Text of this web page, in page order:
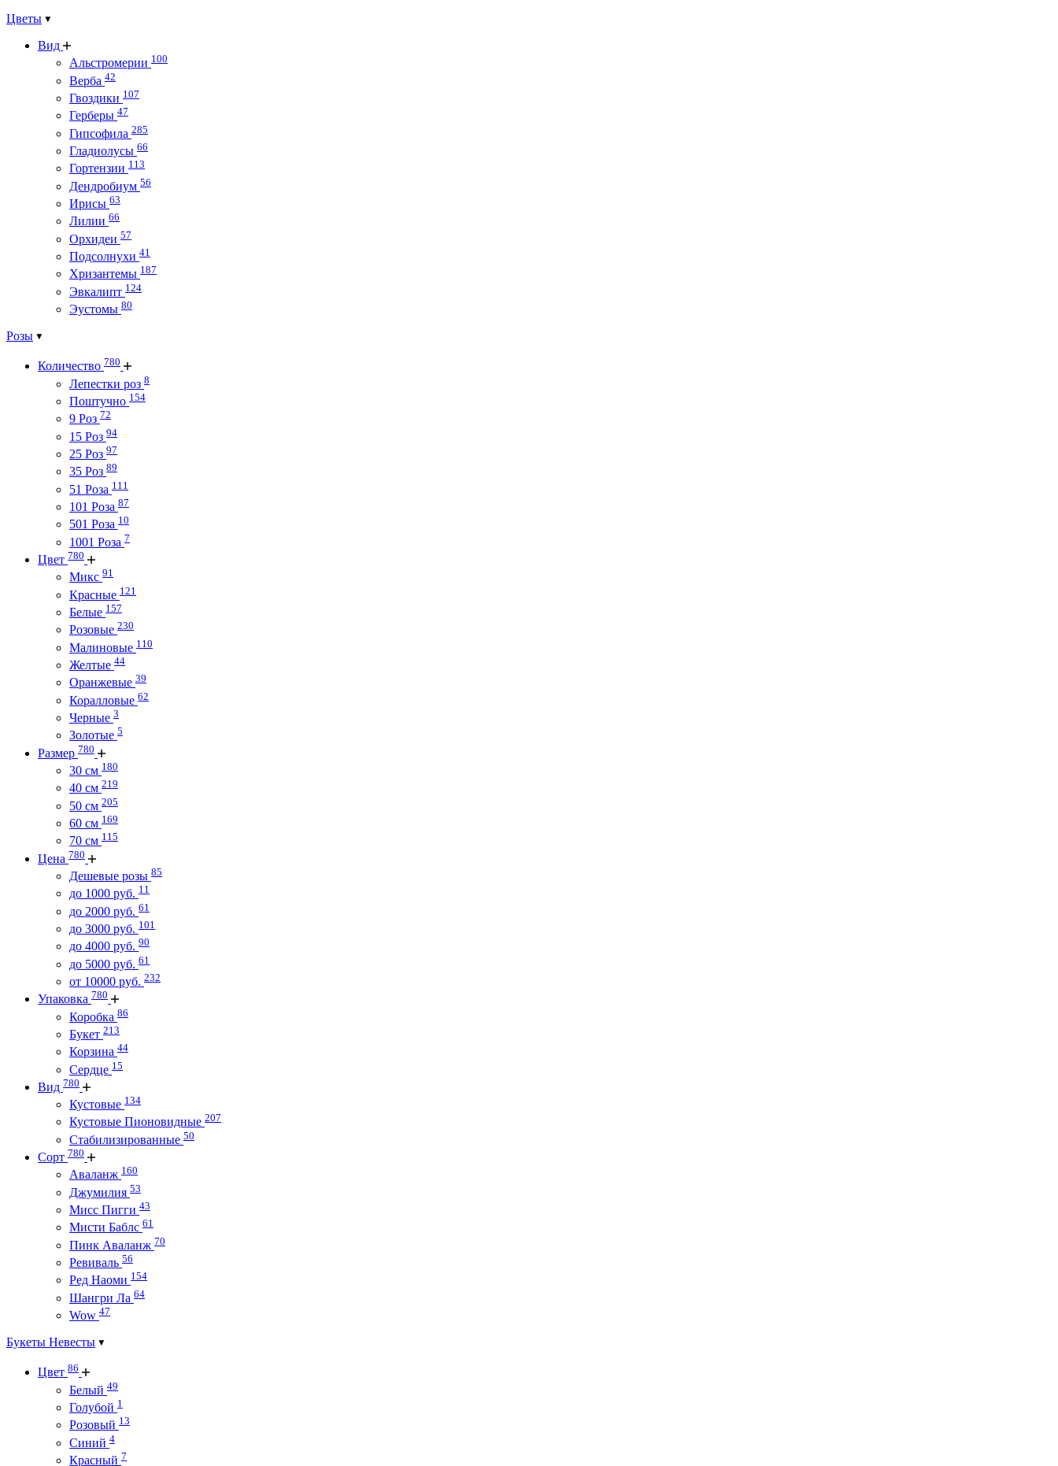
Цветы
Вид
Альстромерии 100
Верба 42
Гвоздики 107
Герберы 47
Гипсофила 285
Гладиолусы 66
Гортензии 113
Дендробиум 56
Ирисы 63
Лилии 66
Орхидеи 57
Подсолнухи 41
Хризантемы 187
Эвкалипт 124
Эустомы 80
Розы
Количество 780
Лепестки роз 8
Поштучно 154
9 Роз 72
15 Роз 94
25 Роз 97
35 Роз 89
51 Роза 111
101 Роза 87
501 Роза 10
1001 Роза 7
Цвет 780
Микс 91
Красные 121
Белые 157
Розовые 230
Малиновые 110
Желтые 44
Оранжевые 39
Коралловые 62
Черные 3
Золотые 5
Размер 780
30 см 180
40 см 219
50 см 205
60 см 169
70 см 115
Цена 780
Дешевые розы 85
до 1000 руб. 11
до 2000 руб. 61
до 3000 руб. 101
до 4000 руб. 90
до 5000 руб. 61
от 10000 руб. 232
Упаковка 780
Коробка 86
Букет 213
Корзина 44
Сердце 15
Вид 780
Кустовые 134
Кустовые Пионовидные 207
Стабилизированные 50
Сорт 780
Аваланж 160
Джумилия 53
Мисс Пигги 43
Мисти Баблс 61
Пинк Аваланж 70
Ревиваль 56
Ред Наоми 154
Шангри Ла 64
Wow 47
Букеты Невесты
Цвет 86
Белый 49
Голубой 1
Розовый 13
Синий 4
Красный 7